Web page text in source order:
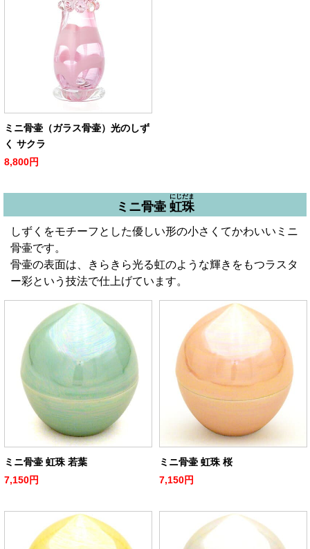
ミニ骨壷（ガラス骨壷）光のしず
く サクラ
8,800円
ミニ骨壷 虹珠
にじだま
しずくをモチーフとした優しい形の小さくてかわいいミニ
骨壷です。
骨壷の表面は、きらきら光る虹のような輝きをもつラスタ
ー彩という技法で仕上げています。
ミニ骨壷 虹珠 若葉
7,150円
ミニ骨壷 虹珠 桜
7,150円